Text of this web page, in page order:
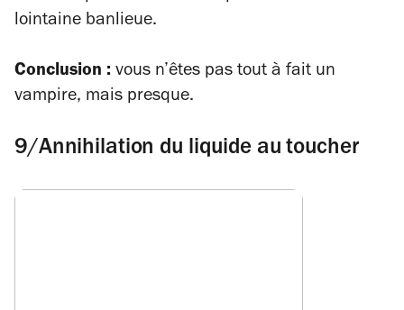
lointaine banlieue.
Conclusion : vous n’êtes pas tout à fait un
vampire, mais presque.
9/Annihilation du liquide au toucher